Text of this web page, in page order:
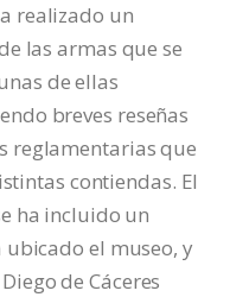
realizado un
las armas que se
de ellas
breves reseñas
reglamentarias que
contiendas. El
ha incluido un
el museo, y
de Cáceres